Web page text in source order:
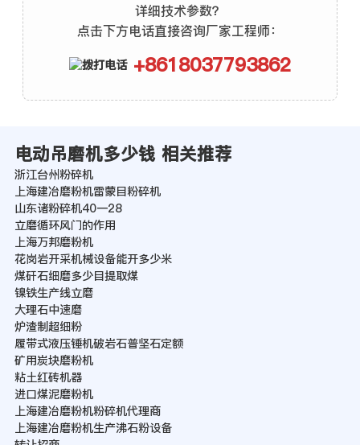
详细技术参数？
点击下方电话直接咨询厂家工程师：
+8618037793862
电动吊磨机多少钱 相关推荐
浙江台州粉碎机
上海建冶磨粉机雷蒙目粉碎机
山东诸粉碎机40一28
立磨循环风门的作用
上海万邦磨粉机
花岗岩开采机械设备能开多少米
煤矸石细磨多少目提取煤
镍铁生产线立磨
大理石中速磨
炉渣制超细粉
履带式液压锤机破岩石普坚石定额
矿用炭块磨粉机
粘土红砖机器
进口煤泥磨粉机
上海建冶磨粉机粉碎机代理商
上海建冶磨粉机生产沸石粉设备